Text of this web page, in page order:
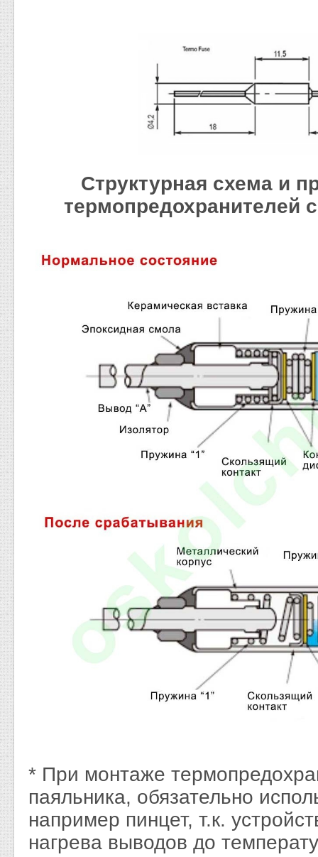
Структурная схема и
термопредохранителей
* При монтаже
паяльника, обязательно
например пинцет, т.к.
нагрева выводов до